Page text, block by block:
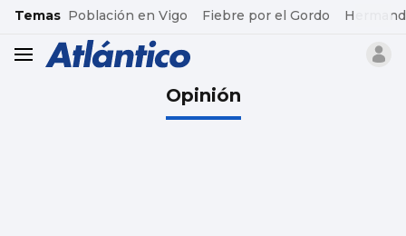
common.go-to-content
Temas Población en Vigo Fiebre por el Gordo
header.menu.open
Opinión